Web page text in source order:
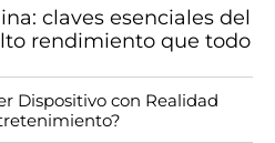
claves esenciales del
rendimiento que todo
Dispositivo con Realidad